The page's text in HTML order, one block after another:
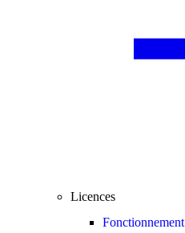
Licences
Fonctionnement